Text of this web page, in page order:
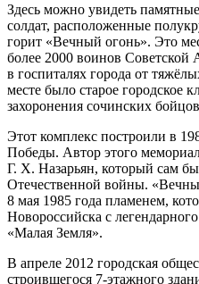
Здесь можно увидеть
солдат, расположенные
горит «Вечный огонь». Это
более 2000 воинов
в госпиталях города от
месте было старое городское
захоронения сочинских
Этот комплекс построили в
Победы. Автор этого
Г. Х. Назарьян, который сам
Отечественной войны.
8 мая 1985 года пламенем,
Новороссийска с
«Малая Земля».
В апреле 2012 городская
строившегося 7-этажного